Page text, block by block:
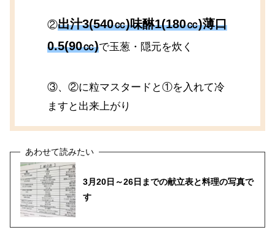
②出汁3(540㏄)味醂1(180㏄)薄口
0.5(90㏄)で玉葱・隠元を炊く
③、②に粒マスタードと①を入れて冷
ますと出来上がり
3月20日～26日までの献立表と料理の写真で
す